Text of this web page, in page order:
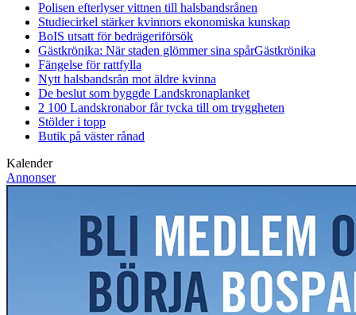
Polisen efterlyser vittnen till halsbandsrånen
Studiecirkel stärker kvinnors ekonomiska kunskap
BoIS utsatt för bedrägeriförsök
Gästkrönika: När staden glömmer sina spårGästkrönika
Fängelse för rattfylla
Nytt halsbandsrån mot äldre kvinna
De beslut som byggde Landskronaplanket
2 100 Landskronabor får tycka till om tryggheten
Stölder i topp
Butik på väster rånad
Kalender
Annonser